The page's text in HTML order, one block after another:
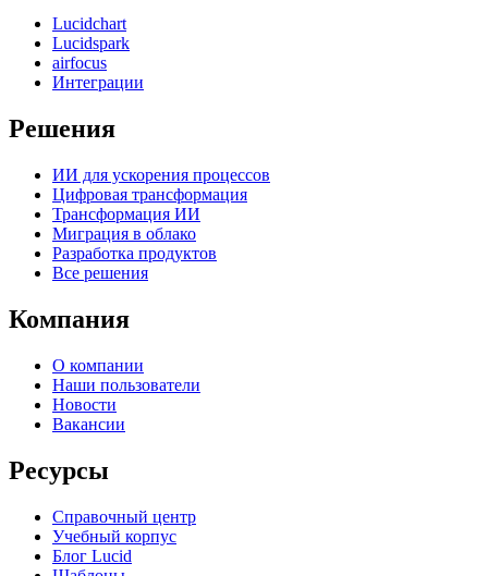
Lucidchart
Lucidspark
airfocus
Интеграции
Решения
ИИ для ускорения процессов
Цифровая трансформация
Трансформация ИИ
Миграция в облако
Разработка продуктов
Все решения
Компания
О компании
Наши пользователи
Новости
Вакансии
Ресурсы
Справочный центр
Учебный корпус
Блог Lucid